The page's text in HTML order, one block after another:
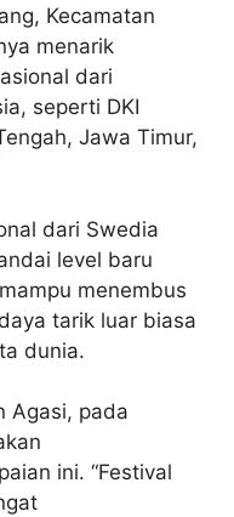
Kecamatan
menarik
dari
seperti DKI
Jawa Timur,
dari Swedia
level baru
menembus
tarik luar biasa
dunia.
Agasi, pada
ini. “Festival